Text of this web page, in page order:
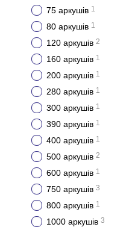
75 аркушів 1
80 аркушів 1
120 аркушів 2
160 аркушів 1
200 аркушів 1
280 аркушів 1
300 аркушів 1
390 аркушів 1
400 аркушів 1
500 аркушів 2
600 аркушів 1
750 аркушів 3
800 аркушів 1
1000 аркушів 3